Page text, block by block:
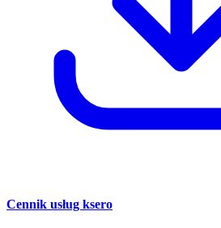
Cennik usług ksero